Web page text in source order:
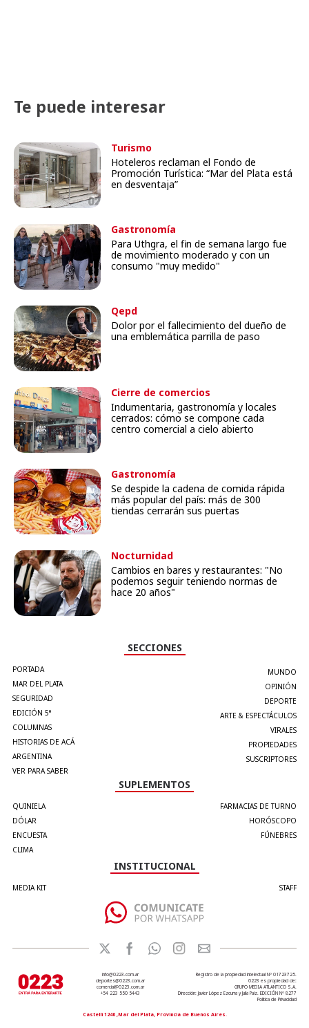
Te puede interesar
Turismo
Hoteleros reclaman el Fondo de
Promoción Turística: “Mar del Plata está
en desventaja”
Gastronomía
Para Uthgra, el fin de semana largo fue
de movimiento moderado y con un
consumo "muy medido"
Qepd
Dolor por el fallecimiento del dueño de
una emblemática parrilla de paso
Cierre de comercios
Indumentaria, gastronomía y locales
cerrados: cómo se compone cada
centro comercial a cielo abierto
Gastronomía
Se despide la cadena de comida rápida
más popular del país: más de 300
tiendas cerrarán sus puertas
Nocturnidad
Cambios en bares y restaurantes: "No
podemos seguir teniendo normas de
hace 20 años"
SECCIONES
PORTADA
MAR DEL PLATA
SEGURIDAD
EDICIÓN 5°
COLUMNAS
HISTORIAS DE ACÁ
ARGENTINA
VER PARA SABER
MUNDO
OPINIÓN
DEPORTE
ARTE & ESPECTÁCULOS
VIRALES
PROPIEDADES
SUSCRIPTORES
SUPLEMENTOS
QUINIELA
DÓLAR
ENCUESTA
CLIMA
FARMACIAS DE TURNO
HORÓSCOPO
FÚNEBRES
INSTITUCIONAL
MEDIA KIT STAFF
info@0223.com.ar
deportes@0223.com.ar
comercial@0223.com.ar
+54 223 550 5443
Registro de la propiedad intelectual Nº 01723725.
0223 es propiedad de:
GRUPO MEDIA ATLANTICO S.A.
Dirección: Javier López Ezcurra y Julia Paiz. EDICIÓN Nº 8277
Política de Privacidad
Castelli 1240 ,Mar del Plata, Provincia de Buenos Aires.